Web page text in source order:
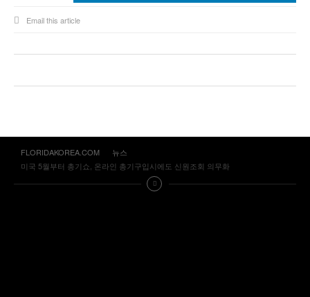
Email this article
FLORIDAKOREA.COM
뉴스
미국 5월부터 총기쇼, 온라인 총기구입시에도 신원조회 의무화